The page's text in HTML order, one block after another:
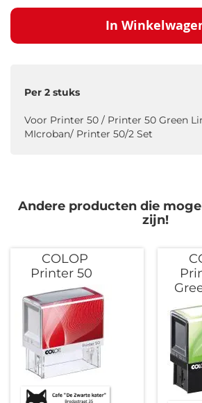
In
Per 2 stuks
Voor Printer 50 / Printer 50 Green
MIcroban/ Printer 50/2 Set
Andere producten die
zijn!
COLOP
Printer 50